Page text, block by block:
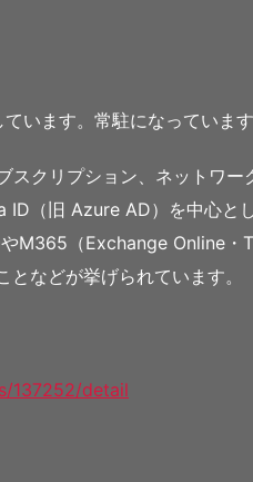
います。常駐になっています
スクリプション、ネットワー
（旧 Azure AD）を中心と
M365（Exchange Online・
などが挙げられています。
137252/detail